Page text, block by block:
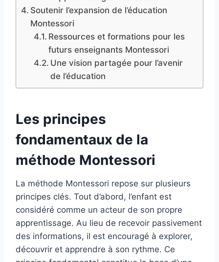
Soutenir l’expansion de l’éducation
Montessori
Ressources et formations pour les
futurs enseignants Montessori
Une vision partagée pour l’avenir
de l’éducation
Les principes
fondamentaux de la
méthode Montessori
La méthode Montessori repose sur plusieurs
principes clés. Tout d’abord, l’enfant est
considéré comme un acteur de son propre
apprentissage. Au lieu de recevoir passivement
des informations, il est encouragé à explorer,
découvrir et apprendre à son rythme. Ce